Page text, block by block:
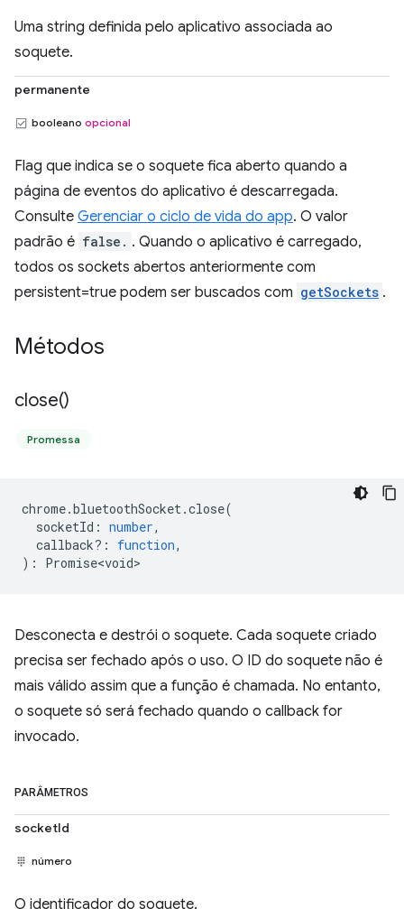
Uma string definida pelo aplicativo associada ao
soquete.
permanente
booleano opcional
Flag que indica se o soquete fica aberto quando a
página de eventos do aplicativo é descarregada.
Consulte Gerenciar o ciclo de vida do app. O valor
padrão é false. . Quando o aplicativo é carregado,
todos os sockets abertos anteriormente com
persistent=true podem ser buscados com getSockets .
Métodos
close()
Promessa
chrome.bluetoothSocket.close(
socketId : number,
callback? : function,
) : Promise<void>
Desconecta e destrói o soquete. Cada soquete criado
precisa ser fechado após o uso. O ID do soquete não é
mais válido assim que a função é chamada. No entanto,
o soquete só será fechado quando o callback for
invocado.
PARÂMETROS
socketId
número
O identificador do soquete.